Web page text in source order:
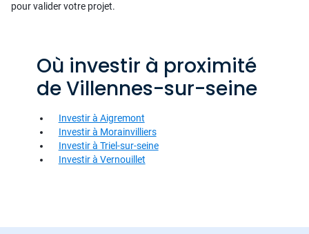
pour valider votre projet.
Où investir à proximité
de Villennes-sur-seine
Investir à Aigremont
Investir à Morainvilliers
Investir à Triel-sur-seine
Investir à Vernouillet